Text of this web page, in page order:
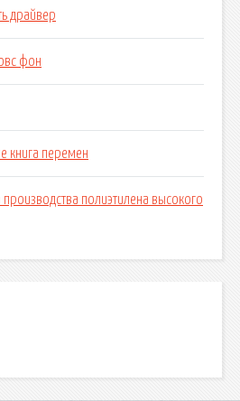
драйвер
фон
книга перемен
производства полиэтилена высокого